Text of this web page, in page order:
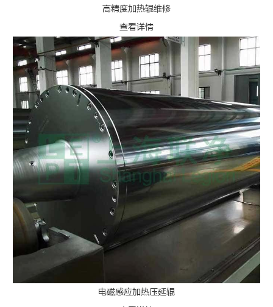
高精度加热辊维修
查看详情
电磁感应加热压延辊